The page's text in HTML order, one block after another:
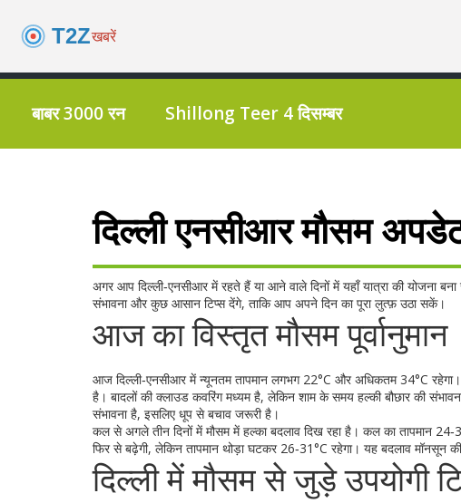
बाबर 3000 रन Shillong Teer 4 दिसम्बर
दिल्ली एनसीआर मौसम
अगर आप दिल्ली‑एनसीआर में रहते हैं या आने वाले दिनों में यहाँ यात्रा की योजना
संभावना और कुछ आसान टिप्स देंगे, ताकि आप अपने दिन का पूरा लुत्फ़ उठा सकें।
आज का विस्तृत मौसम पूर्वानुमान
आज दिल्ली‑एनसीआर में न्यूनतम तापमान लगभग 22°C और अधिकतम 34°C
है। बादलों की क्लाउड कवरिंग मध्यम है, लेकिन शाम के समय हल्की बौछार की
संभावना है, इसलिए धूप से बचाव जरूरी है।
कल से अगले तीन दिनों में मौसम में हल्का बदलाव दिख रहा है। कल का तापमान
फिर से बढ़ेगी, लेकिन तापमान थोड़ा घटकर 26‑31°C रहेगा। यह बदलाव
दिल्ली में मौसम से जुड़े उपयोगी